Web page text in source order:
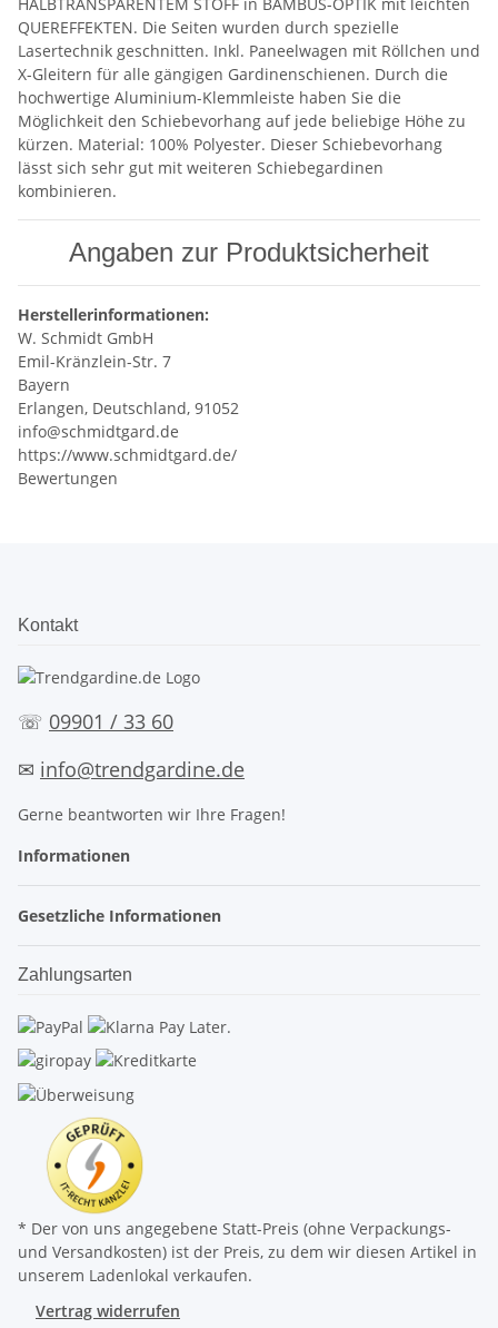
QUEREFFEKTEN. Die Seiten wurden durch spezielle
Lasertechnik geschnitten. Inkl. Paneelwagen mit Röllchen und
X-Gleitern für alle gängigen Gardinenschienen. Durch die
hochwertige Aluminium-Klemmleiste haben Sie die
Möglichkeit den Schiebevorhang auf jede beliebige Höhe zu
kürzen. Material: 100% Polyester. Dieser Schiebevorhang
lässt sich sehr gut mit weiteren Schiebegardinen
kombinieren.
Angaben zur Produktsicherheit
Herstellerinformationen:
W. Schmidt GmbH
Emil-Kränzlein-Str. 7
Bayern
Erlangen, Deutschland, 91052
info@schmidtgard.de
https://www.schmidtgard.de/
Bewertungen
Kontakt
☏ 09901 / 33 60
✉ info@trendgardine.de
Gerne beantworten wir Ihre Fragen!
Informationen
Gesetzliche Informationen
Zahlungsarten
* Der von uns angegebene Statt-Preis (ohne Verpackungs-
und Versandkosten) ist der Preis, zu dem wir diesen Artikel in
unserem Ladenlokal verkaufen.
Vertrag widerrufen